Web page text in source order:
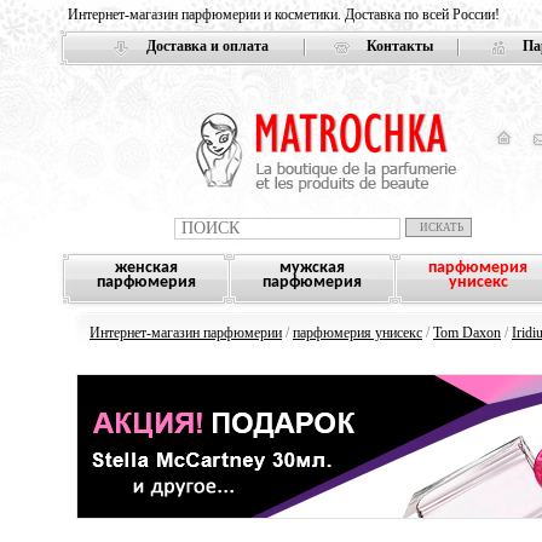
Интернет-магазин парфюмерии и косметики. Доставка по всей России!
Доставка и оплата
Контакты
женская
парфюмерия
мужская
парфюмерия
парфюмерия
унисекс
Интернет-магазин парфюмерии /парфюмерия унисекс /Tom Daxon /